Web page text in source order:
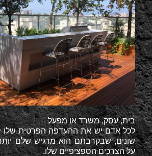
בית, עסק, משרד או מפעל
לכל אדם יש את ההעדפה הפרטית שלו
שונים, שבקרבתם הוא מרגיש שלם
על הצרכים הספציפיים שלו.